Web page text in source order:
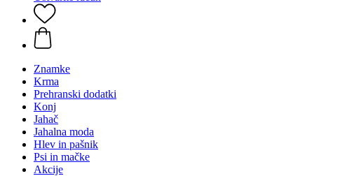
Znamke
Krma
Prehranski dodatki
Konj
Jahač
Jahalna moda
Hlev in pašnik
Psi in mačke
Akcije